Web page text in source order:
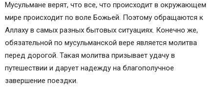
Мусульмане верят, что все, что происходит в окружающем
мире происходит по воле Божьей. Поэтому обращаются к
Аллаху в самых разных бытовых ситуациях. Конечно же,
обязательной по мусульманской вере является молитва
перед дорогой. Такая молитва призывает удачу в
путешествии и дарует надежду на благополучное
завершение поездки.